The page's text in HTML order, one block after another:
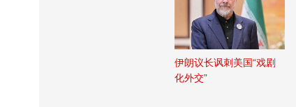
伊朗议长讽刺美国“戏剧
化外交”